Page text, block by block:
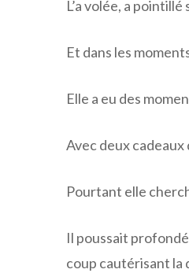
L’a volée, a
Et dans les
Elle a eu des
Avec deux cadeaux
Pourtant elle
Il poussait
coup cautérisant la